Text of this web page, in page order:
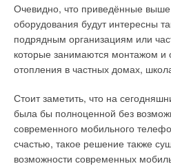
Очевидно, что приведённые
оборудования будут интересны
подрядным организациям или
которые занимаются монтажом и
отопления в частных домах,
Стоит заметить, что на
была бы полноценной без
современного мобильного
счастью, такое решение также
возможности современных